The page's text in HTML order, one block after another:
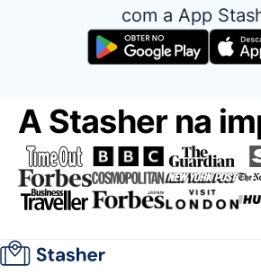
com a App
A Stasher na